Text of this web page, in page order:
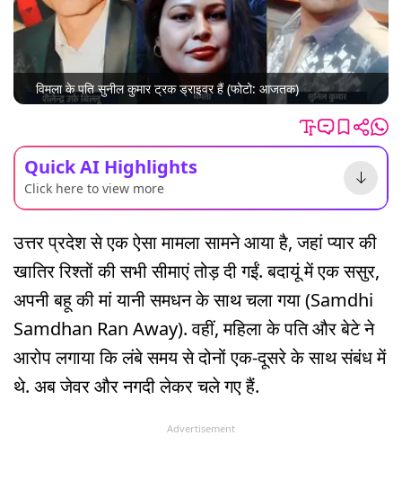
विमला के पति सुनील कुमार ट्रक ड्राइवर हैं (फोटो: आजतक)
Quick AI Highlights
Click here to view more
उत्तर प्रदेश से एक ऐसा मामला सामने आया है, जहां प्यार की
खातिर रिश्तों की सभी सीमाएं तोड़ दी गईं. बदायूं में एक ससुर,
अपनी बहू की मां यानी समधन के साथ चला गया (Samdhi
Samdhan Ran Away). वहीं, महिला के पति और बेटे ने
आरोप लगाया कि लंबे समय से दोनों एक-दूसरे के साथ संबंध में
थे. अब जेवर और नगदी लेकर चले गए हैं.
Advertisement